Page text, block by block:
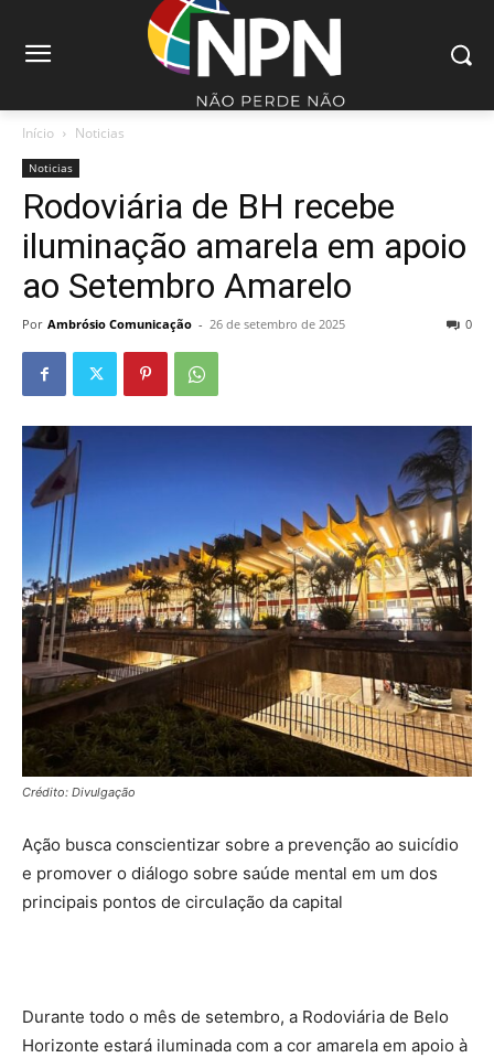
Início Noticias
Noticias
Rodoviária de BH recebe
iluminação amarela em apoio
ao Setembro Amarelo
Por Ambrósio Comunicação - 26 de setembro de 2025 0
Crédito: Divulgação
Ação busca conscientizar sobre a prevenção ao suicídio
e promover o diálogo sobre saúde mental em um dos
principais pontos de circulação da capital
Durante todo o mês de setembro, a Rodoviária de Belo
Horizonte estará iluminada com a cor amarela em apoio à